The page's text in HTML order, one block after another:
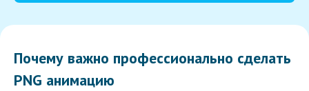
Почему важно профессионально сделать
PNG анимацию